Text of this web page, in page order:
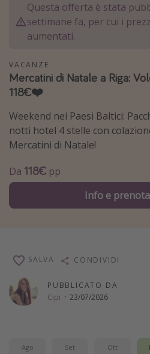
Canarie
Capo Verde
Tipo di vacanza
Vacanze last minute
Vacanze estate 2026
Vacanze di Pasqua 2026
Last minute capodanno
Vacanze con bambini
Vacanze al mare
Altri argomenti
Travel magazine
Calendario di viaggio
Questa offerta è stata
settimane fa, per cui i
aumentati.
VACANZE
Mercatini di Natale a Riga:
118€❤️
Weekend nei Paesi Baltici:
notti hotel 4 stelle con
Mercatini di Natale!
Da 118€ pp
Info e
PUBBLICATO DA
Cipi · 23/07/2026
SALVA CONDIVIDI
Ago Set Ott